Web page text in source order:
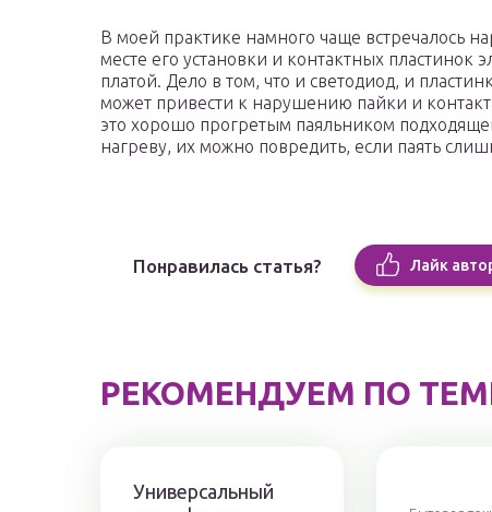
В моей практике намного чаще встречалось
месте его установки и контактных пластинок
платой. Дело в том, что и светодиод, и
может привести к нарушению пайки и
это хорошо прогретым паяльником
нагреву, их можно повредить, если паять
Понравилась статья? Лайк
РЕКОМЕНДУЕМ ПО
Универсальный